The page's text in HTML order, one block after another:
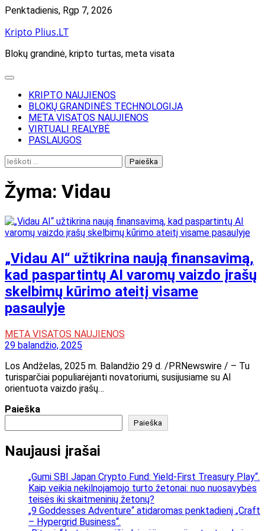
Skip
content
Penktadienis, Rgp 7, 2026
Kripto Plius.LT
Blokų grandinė, kripto turtas, meta visata
KRIPTO NAUJIENOS
BLOKŲ GRANDINĖS TECHNOLOGIJA
META VISATOS NAUJIENOS
VIRTUALI REALYBĖ
PASLAUGOS
Ieškoti:
Žyma: Vidau
„Vidau AI“ užtikrina naują finansavimą,
kad paspartintų AI varomų vaizdo įrašų
skelbimų kūrimo ateitį visame
pasaulyje
META VISATOS NAUJIENOS
29 balandžio, 2025
Los Andželas, 2025 m. Balandžio 29 d. /PRNewswire / – Tu
turisparčiai populiarėjanti novatoriumi, susijusiame su AI
orientuota vaizdo įrašų…
Paieška
Paieška
Naujausi įrašai
„Gumi SBI Japan Crypto Fund: Yield-First Treasury Play“.
Kaip veikia nekilnojamojo turto žetonai: nuo nuosavybės
teisės iki skaitmeninių žetonų?
„9 Goddesses Adventure“ atidaromas penktadienį „Craft
– Hypergrid Business“.